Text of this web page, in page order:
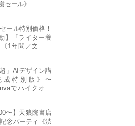
セール》
ール特別価格！
】「ライター養
1年間／文章講
からでも。〜《全
参加OK／録画
席》
」AIデザイン講
成特別版》〜
でハイクオリ
〜】天狼院書店
念パーティ《渋